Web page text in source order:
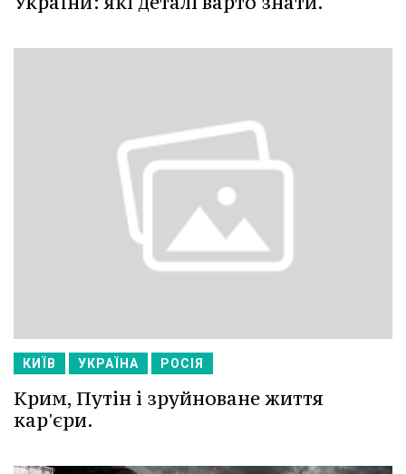
КИЇВ УКРАЇНА РОСІЯ
Крим, Путін і зруйноване життя
кар'єри.